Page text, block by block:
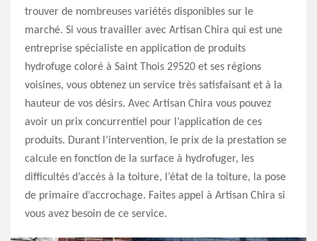
trouver de nombreuses variétés disponibles sur le
marché. Si vous travailler avec Artisan Chira qui est une
entreprise spécialiste en application de produits
hydrofuge coloré à Saint Thois 29520 et ses régions
voisines, vous obtenez un service très satisfaisant et à la
hauteur de vos désirs. Avec Artisan Chira vous pouvez
avoir un prix concurrentiel pour l’application de ces
produits. Durant l’intervention, le prix de la prestation se
calcule en fonction de la surface à hydrofuger, les
difficultés d’accès à la toiture, l’état de la toiture, la pose
de primaire d’accrochage. Faites appel à Artisan Chira si
vous avez besoin de ce service.